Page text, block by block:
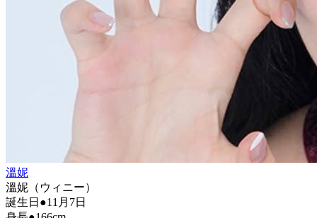
溫妮
溫妮（ウィニー）
誕生日●11月7日